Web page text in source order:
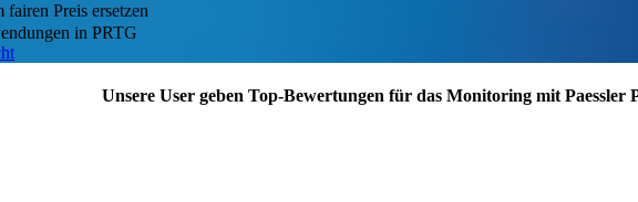
Preis ersetzen
in PRTG
Unsere User geben Top-Bewertungen für das Monitoring mit Paessler